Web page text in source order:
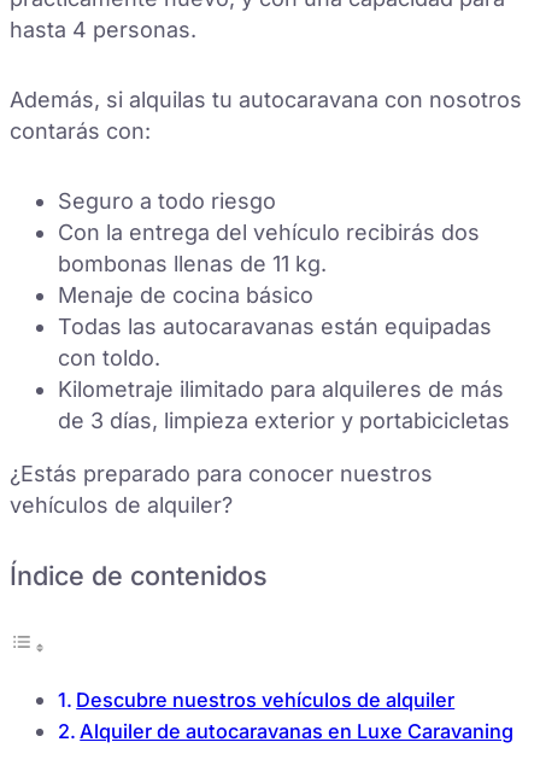
hasta 4 personas.
Además, si alquilas tu autocaravana con nosotros
contarás con:
Seguro a todo riesgo
Con la entrega del vehículo recibirás dos
bombonas llenas de 11 kg.
Menaje de cocina básico
Todas las autocaravanas están equipadas
con toldo.
Kilometraje ilimitado para alquileres de más
de 3 días, limpieza exterior y portabicicletas
¿Estás preparado para conocer nuestros
vehículos de alquiler?
Índice de contenidos
Descubre nuestros vehículos de alquiler
Alquiler de autocaravanas en Luxe Caravaning